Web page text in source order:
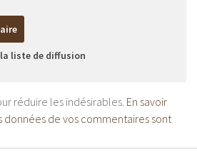
liste de diffusion
réduire les indésirables. En savoir
données de vos commentaires sont